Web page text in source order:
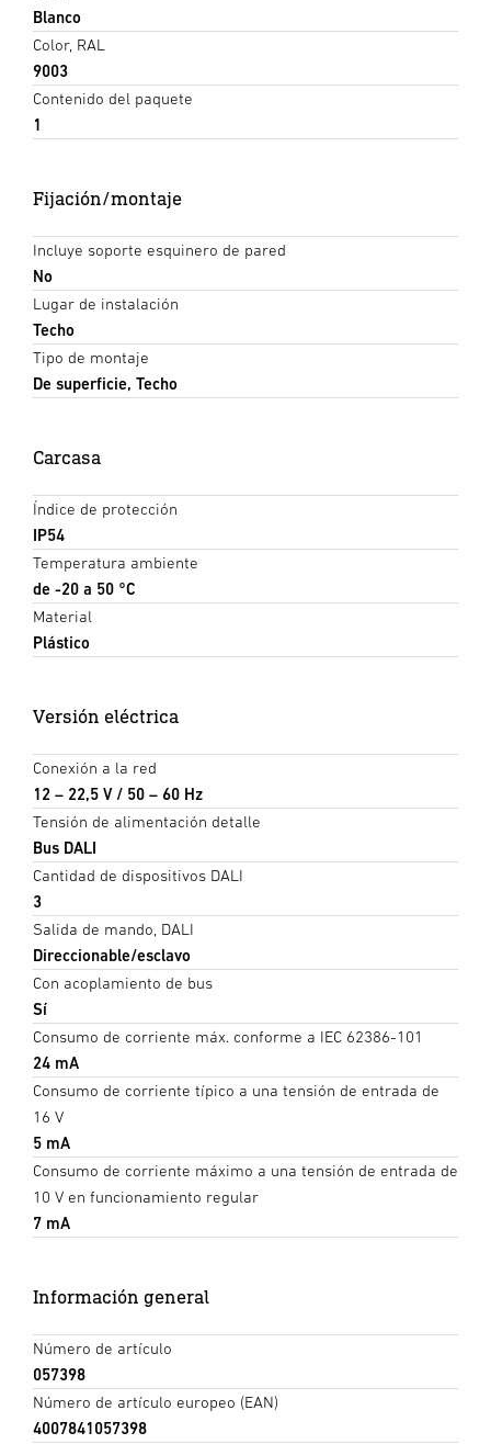
Blanco
Color, RAL
9003
Contenido del paquete
1
Fijación/montaje
Incluye soporte esquinero de pared
No
Lugar de instalación
Techo
Tipo de montaje
De superficie, Techo
Carcasa
Índice de protección
IP54
Temperatura ambiente
de -20 a 50 °C
Material
Plástico
Versión eléctrica
Conexión a la red
12 – 22,5 V / 50 – 60 Hz
Tensión de alimentación detalle
Bus DALI
Cantidad de dispositivos DALI
3
Salida de mando, DALI
Direccionable/esclavo
Con acoplamiento de bus
Sí
Consumo de corriente máx. conforme a IEC 62386-101
24 mA
Consumo de corriente típico a una tensión de entrada de
16 V
5 mA
Consumo de corriente máximo a una tensión de entrada de
10 V en funcionamiento regular
7 mA
Información general
Número de artículo
057398
Número de artículo europeo (EAN)
4007841057398